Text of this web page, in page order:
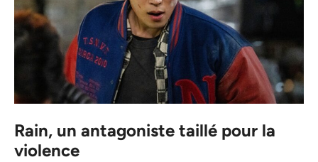
Rain, un antagoniste taillé pour la
violence